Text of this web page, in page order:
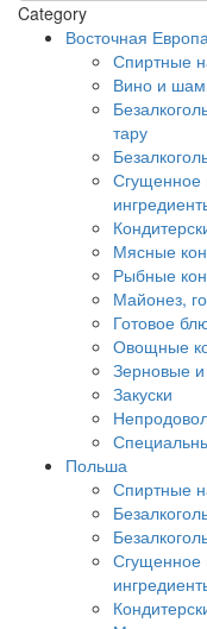
Category
Восточная
Спиртные
Вино и
тару
Сгущенное
Мясные
Рыбные
Майонез,
Готовое
Овощные
Зерновые и
Закуски
Польша
Спиртные
Сгущенное